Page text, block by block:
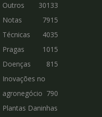
30133
Outros
7915
Notas
Técnicas
4035
Pragas
1015
Doenças
815
Inovações no
agronegócio 790
Plantas Daninhas